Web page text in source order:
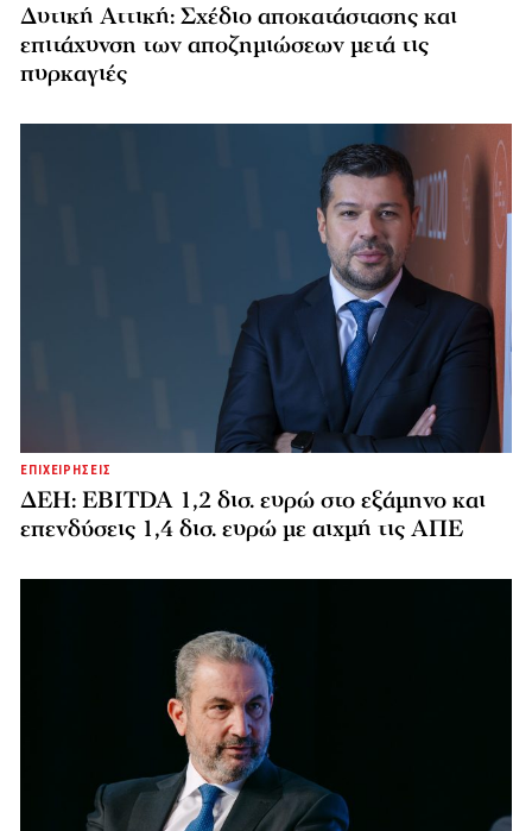
Δυτική Αττική: Σχέδιο αποκατάστασης και
επιτάχυνση των αποζημιώσεων μετά τις
πυρκαγιές
ΕΠΙΧΕΙΡΗΣΕΙΣ
ΔΕΗ: EBITDA 1,2 δισ. ευρώ στο εξάμηνο και
επενδύσεις 1,4 δισ. ευρώ με αιχμή τις ΑΠΕ